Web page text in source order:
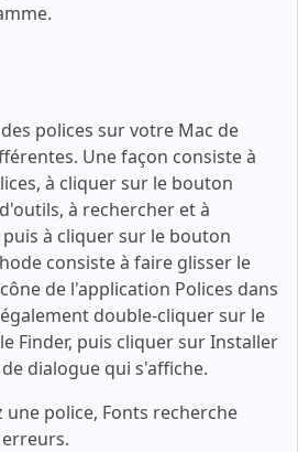
polices sur votre Mac de
Une façon consiste à
à cliquer sur le bouton
à rechercher et à
à cliquer sur le bouton
consiste à faire glisser le
de l'application Polices dans
double-cliquer sur le
Finder, puis cliquer sur Installer
dialogue qui s'affiche.
une police, Fonts recherche